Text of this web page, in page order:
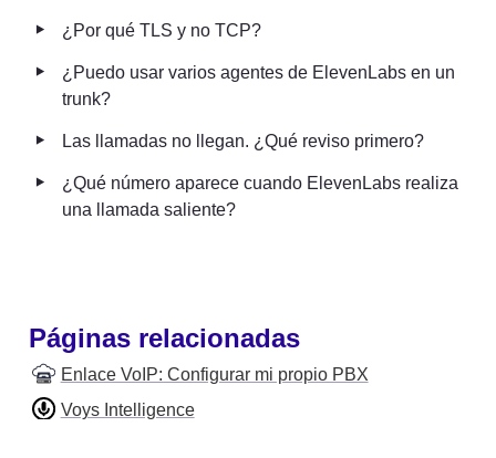
‣ ¿Por qué TLS y no TCP?
‣
¿Puedo usar varios agentes de ElevenLabs en un
trunk?
‣ Las llamadas no llegan. ¿Qué reviso primero?
‣
¿Qué número aparece cuando ElevenLabs realiza
una llamada saliente?
Páginas relacionadas
Enlace VoIP: Configurar mi propio PBX
Voys Intelligence